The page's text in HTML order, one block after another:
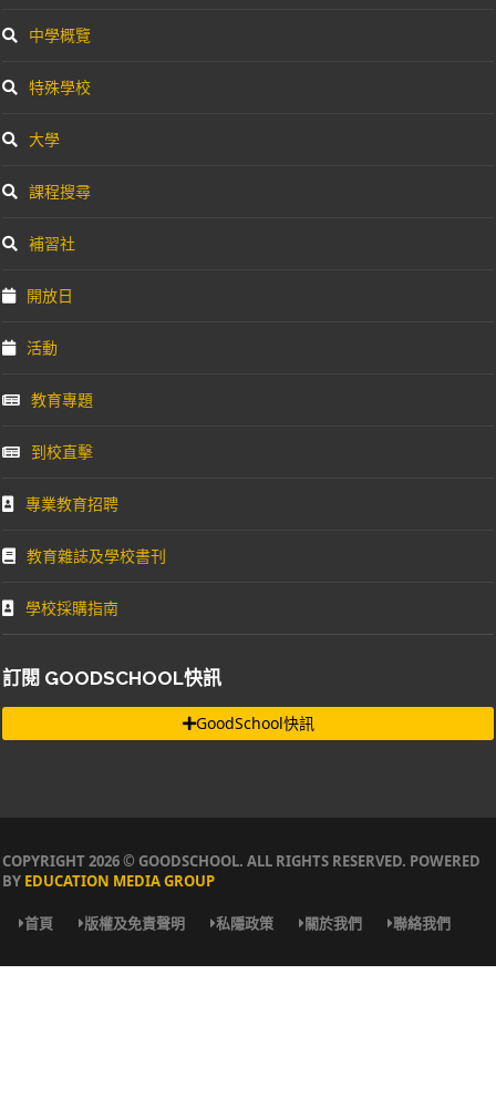
中學概覽
特殊學校
大學
課程搜尋
補習社
開放日
活動
教育專題
到校直擊
專業教育招聘
教育雜誌及學校書刊
學校採購指南
訂閱 GOODSCHOOL快訊
GoodSchool快訊
COPYRIGHT 2026 © GOODSCHOOL. ALL RIGHTS RESERVED. POWERED
BY EDUCATION MEDIA GROUP
首頁 版權及免責聲明 私隱政策 關於我們 聯絡我們